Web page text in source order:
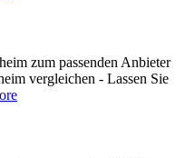
zum passenden Anbieter
vergleichen - Lassen Sie